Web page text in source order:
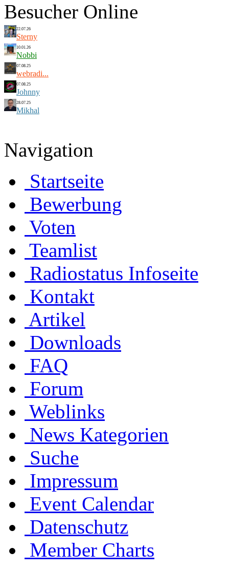
Besucher Online
22.07.26
Sterny
10.01.26
Nobbi
07.08.25
webradi...
07.08.25
Johnny
28.07.25
Mikhal
Navigation
Startseite
Bewerbung
Voten
Teamlist
Radiostatus Infoseite
Kontakt
Artikel
Downloads
FAQ
Forum
Weblinks
News Kategorien
Suche
Impressum
Event Calendar
Datenschutz
Member Charts